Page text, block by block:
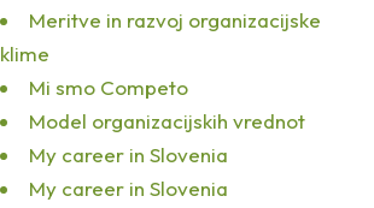
Meritve in razvoj organizacijske
klime
Mi smo Competo
Model organizacijskih vrednot
My career in Slovenia
My career in Slovenia